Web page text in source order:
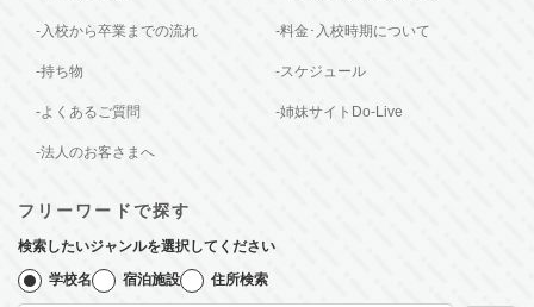
-入校から卒業までの流れ -料金･入校時期について
-持ち物 -スケジュール
-よくあるご質問 -姉妹サイトDo-Live
-法人のお客さまへ
フリーワードで探す
検索したいジャンルを選択してください
学校名 宿泊施設 住所検索